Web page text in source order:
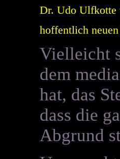
Dr. Udo Ulfkotte
hoffentlich
Vielleicht
dem
hat, das
dass die
Abgrund